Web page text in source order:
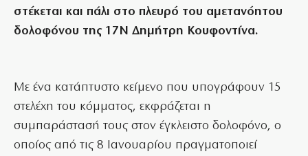
στέκεται και πάλι στο πλευρό του αμετανόητου
δολοφόνου της 17Ν Δημήτρη Κουφοντίνα.
Με ένα κατάπτυστο κείμενο που υπογράφουν 15
στελέχη του κόμματος, εκφράζεται η
συμπαράστασή τους στον έγκλειστο δολοφόνο, ο
οποίος από τις 8 Ιανουαρίου πραγματοποιεί